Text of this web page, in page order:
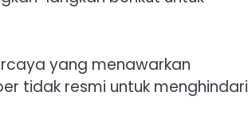
yang menawarkan
tidak resmi untuk menghindari